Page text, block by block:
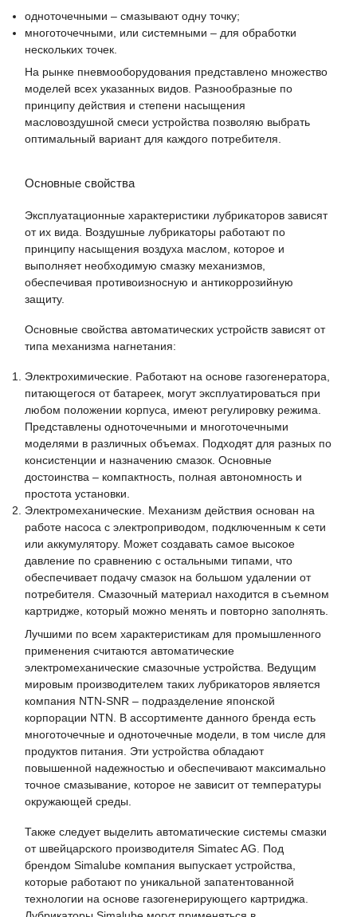
одноточечными – смазывают одну точку;
многоточечными, или системными – для обработки
нескольких точек.
На рынке пневмооборудования представлено множество
моделей всех указанных видов. Разнообразные по
принципу действия и степени насыщения
масловоздушной смеси устройства позволяю выбрать
оптимальный вариант для каждого потребителя.
Основные свойства
Эксплуатационные характеристики лубрикаторов зависят
от их вида. Воздушные лубрикаторы работают по
принципу насыщения воздуха маслом, которое и
выполняет необходимую смазку механизмов,
обеспечивая противоизносную и антикоррозийную
защиту.
Основные свойства автоматических устройств зависят от
типа механизма нагнетания:
Электрохимические. Работают на основе газогенератора,
питающегося от батареек, могут эксплуатироваться при
любом положении корпуса, имеют регулировку режима.
Представлены одноточечными и многоточечными
моделями в различных объемах. Подходят для разных по
консистенции и назначению смазок. Основные
достоинства – компактность, полная автономность и
простота установки.
Электромеханические. Механизм действия основан на
работе насоса с электроприводом, подключенным к сети
или аккумулятору. Может создавать самое высокое
давление по сравнению с остальными типами, что
обеспечивает подачу смазок на большом удалении от
потребителя. Смазочный материал находится в съемном
картридже, который можно менять и повторно заполнять.
Лучшими по всем характеристикам для промышленного
применения считаются автоматические
электромеханические смазочные устройства. Ведущим
мировым производителем таких лубрикаторов является
компания NTN-SNR – подразделение японской
корпорации NTN. В ассортименте данного бренда есть
многоточечные и одноточечные модели, в том числе для
продуктов питания. Эти устройства обладают
повышенной надежностью и обеспечивают максимально
точное смазывание, которое не зависит от температуры
окружающей среды.
Также следует выделить автоматические системы смазки
от швейцарского производителя Simatec AG. Под
брендом Simalube компания выпускает устройства,
которые работают по уникальной запатентованной
технологии на основе газогенерирующего картриджа.